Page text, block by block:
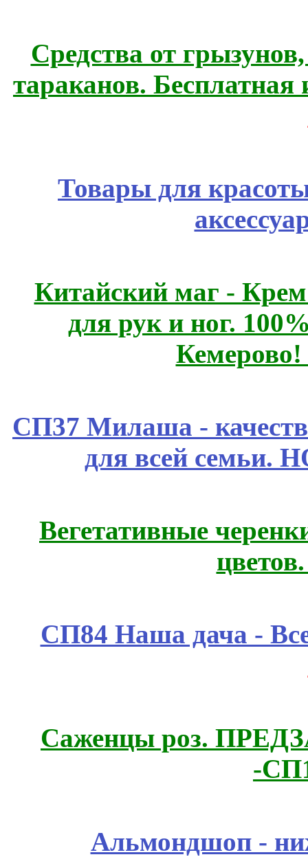
Средства от
тараканов.
Товары для
Китайский маг -
для рук и ног.
СП37 Милаша -
для всей семьи.
Вегетативные
СП84 Наша дача -
Саженцы роз.
-
Альмондшоп -